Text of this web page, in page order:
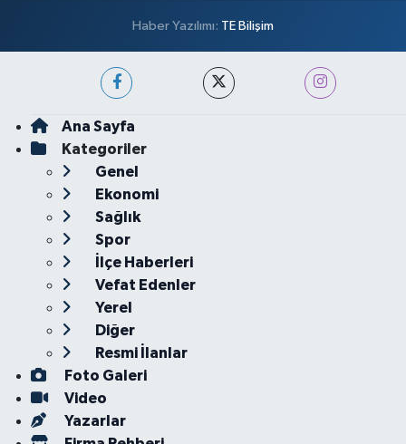
Haber Yazılımı: TE Bilişim
Ana Sayfa
Kategoriler
Genel
Ekonomi
Sağlık
Spor
İlçe Haberleri
Vefat Edenler
Yerel
Diğer
Resmi İlanlar
Foto Galeri
Video
Yazarlar